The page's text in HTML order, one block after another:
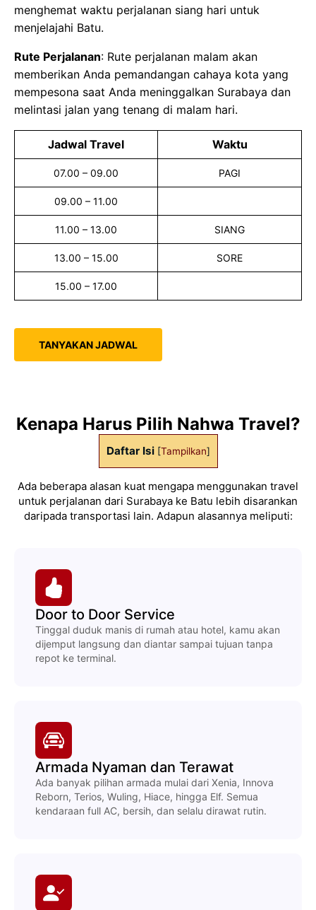
menghemat waktu perjalanan siang hari untuk
menjelajahi Batu.
Rute Perjalanan: Rute perjalanan malam akan
memberikan Anda pemandangan cahaya kota yang
mempesona saat Anda meninggalkan Surabaya dan
melintasi jalan yang tenang di malam hari.
Jadwal Travel Waktu
07.00 – 09.00 PAGI
09.00 – 11.00
11.00 – 13.00 SIANG
13.00 – 15.00 SORE
15.00 – 17.00
TANYAKAN JADWAL
Kenapa Harus Pilih Nahwa Travel?
Daftar Isi [Tampilkan]
Ada beberapa alasan kuat mengapa menggunakan travel
untuk perjalanan dari Surabaya ke Batu lebih disarankan
daripada transportasi lain. Adapun alasannya meliputi:
Door to Door Service
Tinggal duduk manis di rumah atau hotel, kamu akan
dijemput langsung dan diantar sampai tujuan tanpa
repot ke terminal.
Armada Nyaman dan Terawat
Ada banyak pilihan armada mulai dari Xenia, Innova
Reborn, Terios, Wuling, Hiace, hingga Elf. Semua
kendaraan full AC, bersih, dan selalu dirawat rutin.